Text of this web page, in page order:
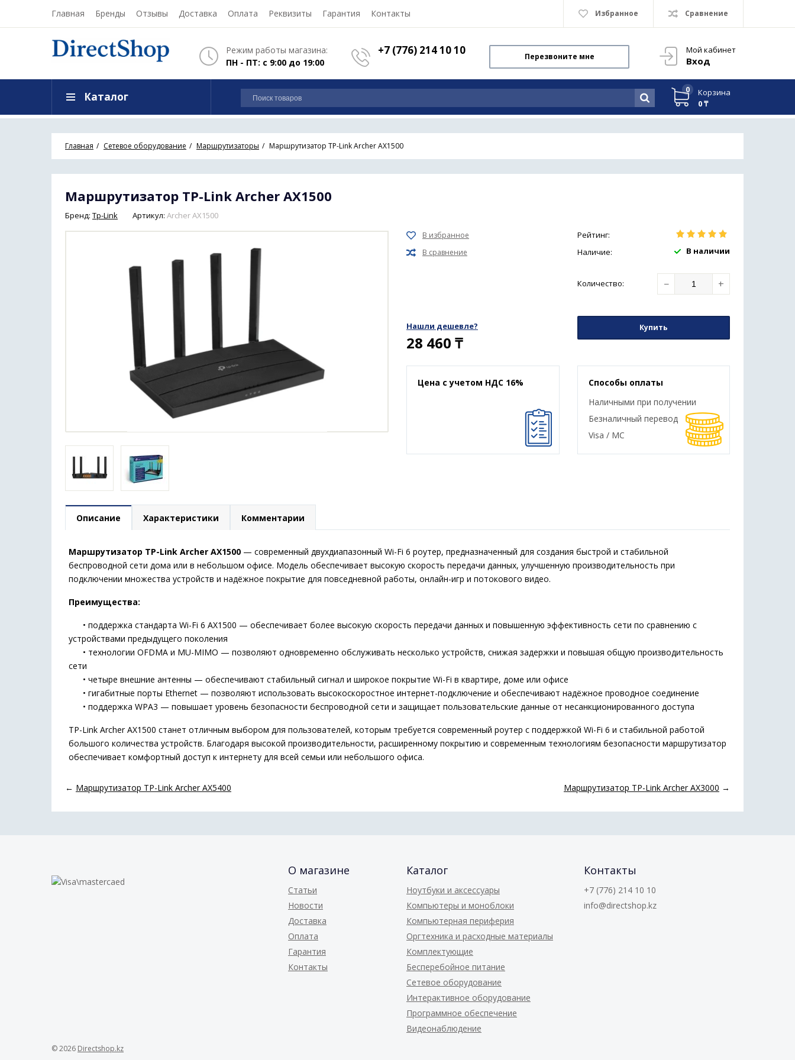
Главная Бренды Отзывы Доставка Оплата Реквизиты Гарантия Контакты Избранное Сравнение
Мой кабинет
Вход
Режим работы магазина:
ПН - ПТ: с 9:00 до 19:00
+7 (776) 214 10 10 Перезвоните мне
0
Корзина
0 ₸
Каталог
Главная Сетевое оборудование Маршрутизаторы Маршрутизатор TP-Link Archer AX1500
Маршрутизатор TP-Link Archer AX1500
Бренд: Tp-Link Артикул: Archer AX1500
Рейтинг:
Наличие:
В наличии
Количество: − +
Нашли дешевле?
28 460 ₸
Купить
Цена с учетом НДС 16%
Способы оплаты
Наличными при получении
Безналичный перевод
Visa / MC
Описание Характеристики Комментарии
Маршрутизатор TP-Link Archer AX1500 — современный двухдиапазонный Wi-Fi 6 роутер, предназначенный для создания быстрой и стабильной
беспроводной сети дома или в небольшом офисе. Модель обеспечивает высокую скорость передачи данных, улучшенную производительность при
подключении множества устройств и надёжное покрытие для повседневной работы, онлайн-игр и потокового видео.
Преимущества:
• поддержка стандарта Wi-Fi 6 AX1500 — обеспечивает более высокую скорость передачи данных и повышенную эффективность сети по сравнению с
устройствами предыдущего поколения
• технологии OFDMA и MU-MIMO — позволяют одновременно обслуживать несколько устройств, снижая задержки и повышая общую производительность
сети
• четыре внешние антенны — обеспечивают стабильный сигнал и широкое покрытие Wi-Fi в квартире, доме или офисе
• гигабитные порты Ethernet — позволяют использовать высокоскоростное интернет-подключение и обеспечивают надёжное проводное соединение
• поддержка WPA3 — повышает уровень безопасности беспроводной сети и защищает пользовательские данные от несанкционированного доступа
TP-Link Archer AX1500 станет отличным выбором для пользователей, которым требуется современный роутер с поддержкой Wi-Fi 6 и стабильной работой
большого количества устройств. Благодаря высокой производительности, расширенному покрытию и современным технологиям безопасности маршрутизатор
обеспечивает комфортный доступ к интернету для всей семьи или небольшого офиса.
← Маршрутизатор TP-Link Archer AX5400 Маршрутизатор TP-Link Archer AX3000 →
О магазине
Статьи
Новости
Доставка
Оплата
Гарантия
Контакты
Каталог
Ноутбуки и аксессуары
Компьютеры и моноблоки
Компьютерная периферия
Оргтехника и расходные материалы
Комплектующие
Бесперебойное питание
Сетевое оборудование
Интерактивное оборудование
Программное обеспечение
Видеонаблюдение
Контакты
+7 (776) 214 10 10
info@directshop.kz
© 2026 Directshop.kz